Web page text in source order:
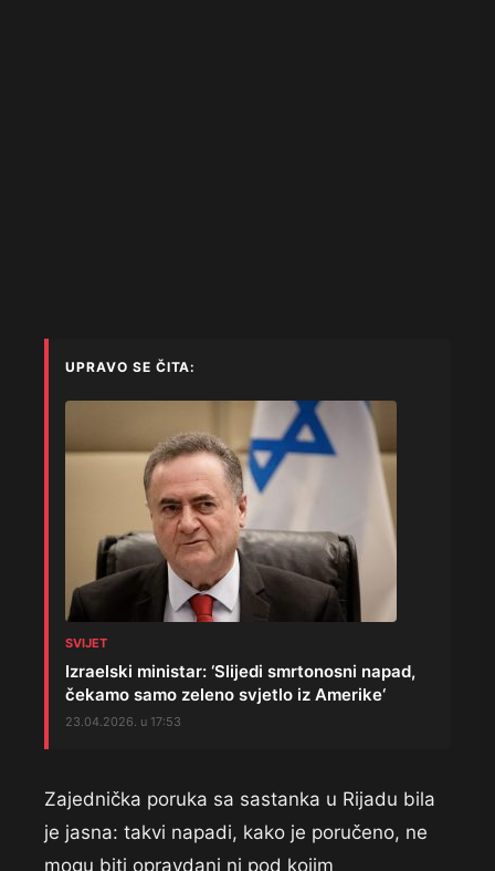
UPRAVO SE ČITA:
SVIJET
Izraelski ministar: ‘Slijedi smrtonosni napad,
čekamo samo zeleno svjetlo iz Amerike‘
23.04.2026. u 17:53
Zajednička poruka sa sastanka u Rijadu bila
je jasna: takvi napadi, kako je poručeno, ne
mogu biti opravdani ni pod kojim